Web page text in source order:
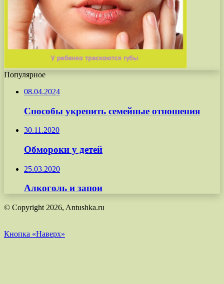
Популярное
08.04.2024
Способы укрепить семейные отношения
30.11.2020
Обмороки у детей
25.03.2020
Алкоголь и запои
© Copyright 2026, Antushka.ru
Кнопка «Наверх»